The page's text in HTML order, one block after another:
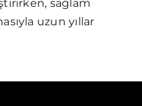
sağlam
uzun yıllar